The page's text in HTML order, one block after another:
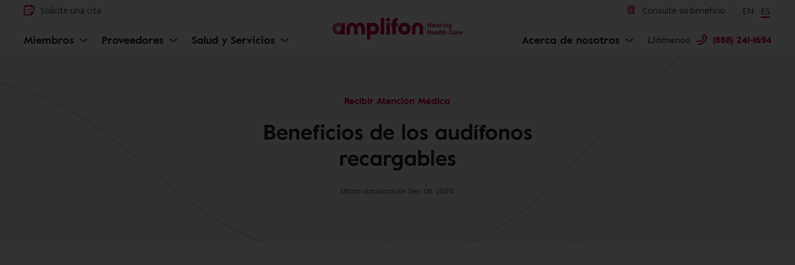
Solicite una cita Consulte su beneficio EN ES
Miembros Proveedores Salud y Servicios Acerca de nosotros Llámenos (888) 241-1694
Recibir Atención Médica
Beneficios de los audífonos
recargables
Última actualización Dec 06, 2020